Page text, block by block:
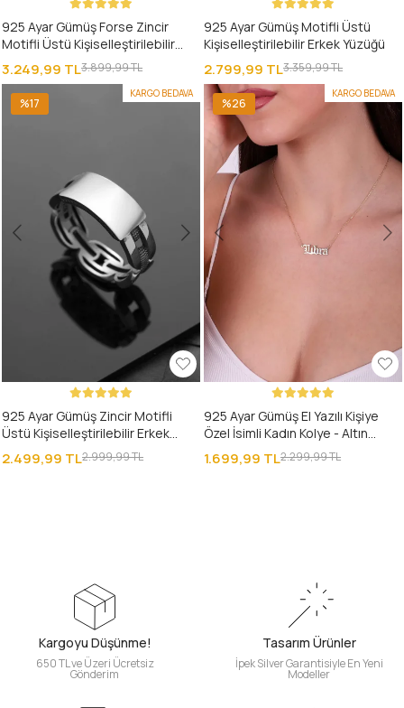
925 Ayar Gümüş Forse Zincir
Motifli Üstü Kişiselleştirilebilir
Erkek Yüzüğü
3.249,99 TL3.899,99 TL
925 Ayar Gümüş Motifli Üstü
Kişiselleştirilebilir Erkek Yüzüğü
2.799,99 TL3.359,99 TL
KARGO BEDAVA
%17
925 Ayar Gümüş Zincir Motifli
Üstü Kişiselleştirilebilir Erkek
Yüzüğü
2.499,99 TL2.999,99 TL
KARGO BEDAVA
%26
925 Ayar Gümüş El Yazılı Kişiye
Özel İsimli Kadın Kolye - Altın
Kaplama
1.699,99 TL2.299,99 TL
Kargoyu Düşünme!
650 TL ve Üzeri Ücretsiz
Gönderim
Tasarım Ürünler
İpek Silver Garantisiyle En Yeni
Modeller